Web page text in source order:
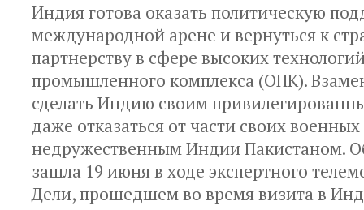
Индия готова оказать политическую
международной арене и вернуться к
партнерству в сфере высоких
промышленного комплекса (ОПК).
сделать Индию своим
даже отказаться от части своих
недружественным Индии Пакистаном.
зашла 19 июня в ходе экспертного
Дели, прошедшем во время визита в